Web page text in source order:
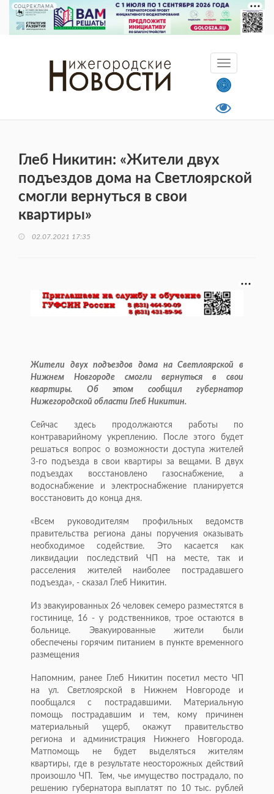
СОЦРЕКЛАМА
Глеб Никитин: «Жители двух
подъездов дома на Светлоярской
смогли вернуться в свои
квартиры»
02.07.2021 17:35
Жители двух подъездов дома на Светлоярской в
Нижнем Новгороде смогли вернуться в свои
квартиры. Об этом сообщил губернатор
Нижегородской области Глеб Никитин.
Сейчас здесь продолжаются работы по
контраварийному укреплению. После этого будет
решаться вопрос о возможности доступа жителей
3-го подъезда в свои квартиры за вещами. В двух
подъездах восстановлено газоснабжение, а
водоснабжение и электроснабжение планируется
восстановить до конца дня.
«Всем руководителям профильных ведомств
правительства региона даны поручения оказывать
необходимое содействие. Это касается как
ликвидации последствий ЧП на месте, так и
расселения жителей наиболее пострадавшего
подъезда», - сказал Глеб Никитин.
Из эвакуированных 26 человек семеро разместятся в
гостинице, 16 - у родственников, трое остаются в
больнице. Эвакуированные жители были
обеспечены горячим питанием в пункте временного
размещения
Напомним, ранее Глеб Никитин посетил место ЧП
на ул. Светлоярской в Нижнем Новгороде и
пообщался с пострадавшими. Материальную
помощь пострадавшим и тем, кому причинен
материальный ущерб, окажут правительство
региона и администрация Нижнего Новгорода.
Матпомощь не будет выделяться жителям
квартиры, где в результате неосторожных действий
произошло ЧП. Тем, чье имущество пострадало, по
решению губернатора выплатят по 10 тыс. рублей